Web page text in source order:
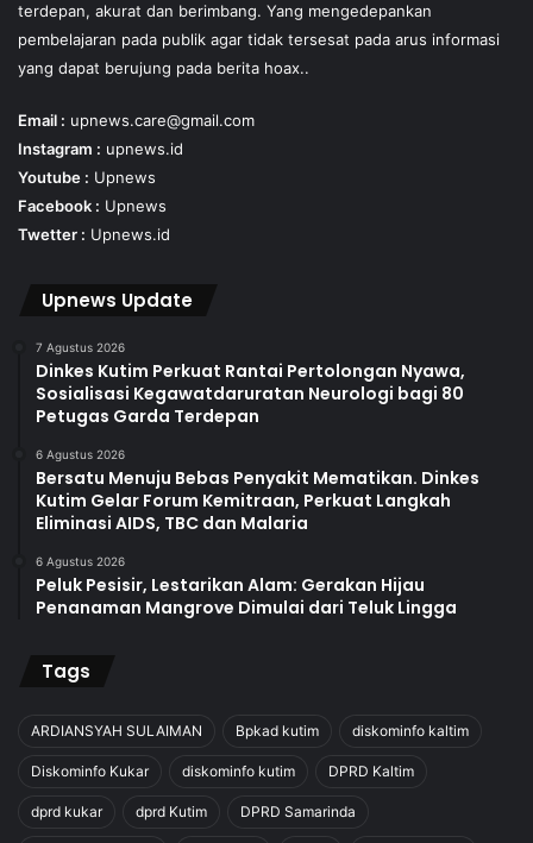
terdepan, akurat dan berimbang. Yang mengedepankan
pembelajaran pada publik agar tidak tersesat pada arus informasi
yang dapat berujung pada berita hoax..
Email : upnews.care@gmail.com
Instagram : upnews.id
Youtube : Upnews
Facebook : Upnews
Twetter : Upnews.id
Upnews Update
7 Agustus 2026
Dinkes Kutim Perkuat Rantai Pertolongan Nyawa,
Sosialisasi Kegawatdaruratan Neurologi bagi 80
Petugas Garda Terdepan
6 Agustus 2026
Bersatu Menuju Bebas Penyakit Mematikan. Dinkes
Kutim Gelar Forum Kemitraan, Perkuat Langkah
Eliminasi AIDS, TBC dan Malaria
6 Agustus 2026
Peluk Pesisir, Lestarikan Alam: Gerakan Hijau
Penanaman Mangrove Dimulai dari Teluk Lingga
Tags
ARDIANSYAH SULAIMAN Bpkad kutim diskominfo kaltim
Diskominfo Kukar diskominfo kutim DPRD Kaltim
dprd kukar dprd Kutim DPRD Samarinda